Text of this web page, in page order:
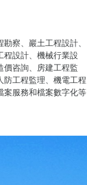
察、巖土工程設計、
程設計、機械行業設
價咨詢、房建工程監
防工程監理、機電工程
案服務和檔案數字化等